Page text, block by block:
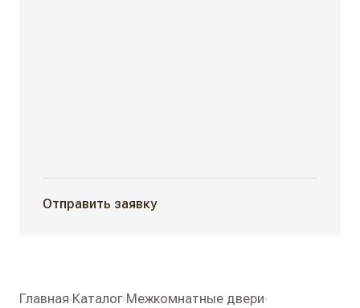
Отправить заявку
Главная Каталог Межкомнатные двери